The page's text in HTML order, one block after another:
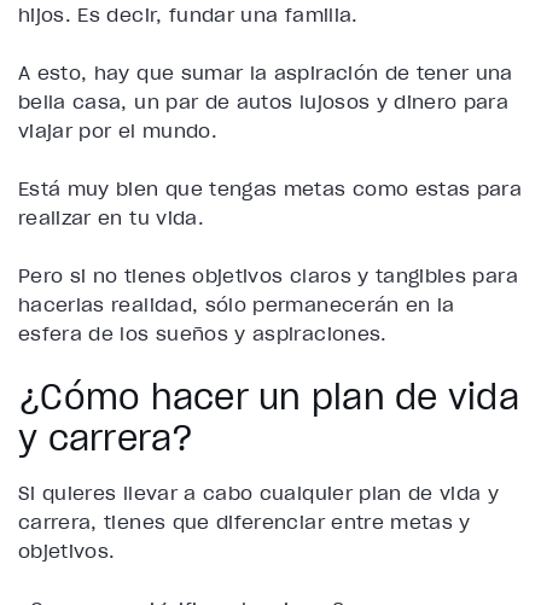
hijos. Es decir, fundar una familia.
A esto, hay que sumar la aspiración de tener una
bella casa, un par de autos lujosos y dinero para
viajar por el mundo.
Está muy bien que tengas metas como estas para
realizar en tu vida.
Pero si no tienes objetivos claros y tangibles para
hacerlas realidad, sólo permanecerán en la
esfera de los sueños y aspiraciones.
¿Cómo hacer un plan de vida
y carrera?
Si quieres llevar a cabo cualquier plan de vida y
carrera, tienes que diferenciar entre metas y
objetivos.